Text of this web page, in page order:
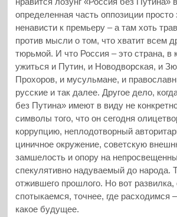
определенная часть оппозиции просто
ненависти к премьеру – а там хоть
против мысли о том, что хватит всем
тюрьмой. И что Россия – это страна, в
ужиться и Путин, и Новодворская, и
Прохоров, и мусульмане, и
русские и так далее. Другое дело,
без Путина» имеют в виду не
символы того, что он сегодня
коррупцию, неплодотворный
циничное окружение, советскую
замшелость и опору на
спекулятивно надуваемый до народа.
отжившего прошлого. Но вот
спотыкаемся, точнее, где расходимся
какое будущее.